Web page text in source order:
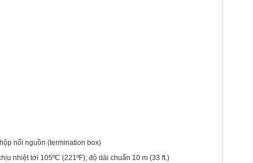
nối nguồn (termination box)
nhiệt tới 105ºC (221ºF); độ dài chuẩn 10 m (33 ft.)